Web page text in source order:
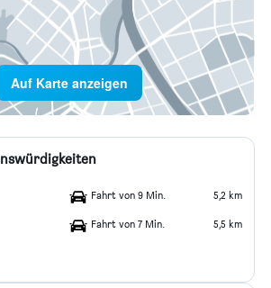
Auf Karte anzeigen
Fahrt von 9 Min. 5,2 km
Fahrt von 7 Min. 5,5 km